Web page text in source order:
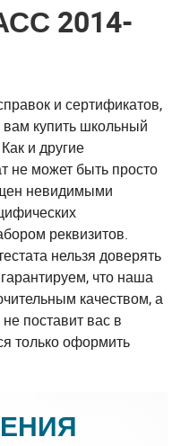
2014-
и сертификатов,
купить школьный
и другие
не может быть просто
невидимыми
реквизитов.
нельзя доверять
что наша
качеством, а
поставит вас в
только оформить